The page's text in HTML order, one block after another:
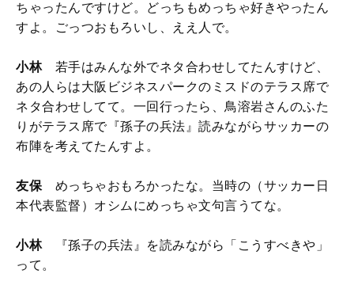
ちゃったんですけど。どっちもめっちゃ好きやったん
すよ。ごっつおもろいし、ええ人で。
小林若手はみんな外でネタ合わせしてたんすけど、
あの人らは大阪ビジネスパークのミスドのテラス席で
ネタ合わせしてて。一回行ったら、鳥溶岩さんのふた
りがテラス席で『孫子の兵法』読みながらサッカーの
布陣を考えてたんすよ。
友保 めっちゃおもろかったな。当時の（サッカー日
本代表監督）オシムにめっちゃ文句言うてな。
小林『孫子の兵法』を読みながら「こうすべきや」
って。